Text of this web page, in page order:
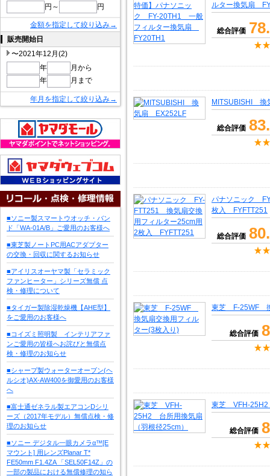
円～
円
金額を指定して絞り込み→
販売開始日
〜2021年12月(2)
年
月から
年
月まで
年月を指定して絞り込み→
■ソニー製スマートウオッチ・バン
ド「WA-01A/B」ご愛用のお客様へ
■東芝製ノートPC用ACアダプター
の交換・回収に関するお知らせ
■アイリスオーヤマ製「セラミック
ファンヒーター」シリーズ無償 点
検・修理について
■タイガー製除湿乾燥機【AHE型】
をご愛用のお客様へ
■コイズミ照明製 インテリアファ
ンご愛用の皆様へお詫びと無償点
検・修理のお知らせ
■シャープ製ウォーターオーブン(ヘ
ルシオ)AX-AW400を御愛用のお客様
へ
■富士通ゼネラル製エアコンDシリ
ーズ（2017年モデル）無償点検・修
理のお知らせ
■ソニー デジタル一眼カメラα™[E
マウント] 用レンズPlanar T*
FE50mm F1.4ZA 「SEL50F14Z」の
一部の製品における無償修理の知ら
ルター換気扇
総合評価
MITSUBISHI
総合評価
パナソニック
枚入 FYFTT251
総合評価
東芝 F-25WF 換
総合評価
東芝 VFH-25H2
総合評価